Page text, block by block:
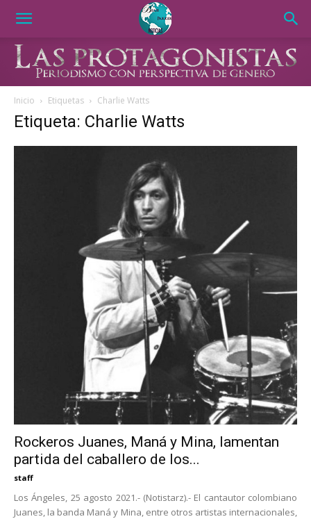
Inicio Etiquetas Charlie Watts
Etiqueta: Charlie Watts
Rockeros Juanes, Maná y Mina, lamentan
partida del caballero de los...
staff
Los Ángeles, 25 agosto 2021.- (Notistarz).- El cantautor colombiano
Juanes, la banda Maná y Mina, entre otros artistas internacionales,